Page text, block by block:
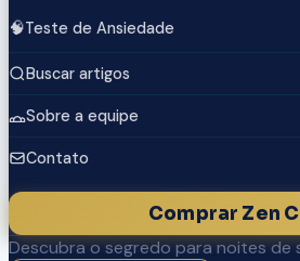
🧠Teste de Ansiedade
Buscar artigos
Sobre a equipe
Contato
Comprar Zen
Descubra o segredo para noites de